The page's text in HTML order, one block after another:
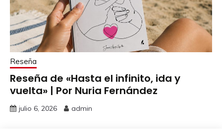
Reseña
Reseña de «Hasta el infinito, ida y
vuelta» | Por Nuria Fernández
julio 6, 2026 admin